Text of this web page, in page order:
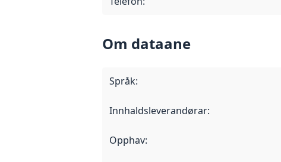
Om dataane
Språk:
Innhaldsleverandørar:
Opphav: